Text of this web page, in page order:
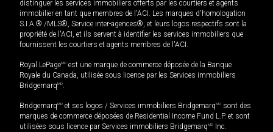
distinguer les services immobiliers offerts par les courtiers et agents
immobilier en tant que membres de l'ACI. Les marques d'homologation
S.I.A.® /MLS®, Service inter-agences®, et leurs logos respectifs sont la
propriété de l'ACI, et ils servent à identifier les services immobiliers que
fournissent les courtiers et agents membres de l'ACI.
Royal LePageMD est une marque de commerce déposée de la Banque
Royale du Canada, utilisée sous licence par les Services immobiliers
BridgemarqMD.
BridgemarqMD et ses logos / Services immobiliers BridgemarqMD sont des
marques de commerce déposées de Residential Income Fund L.P. et sont
utilisées sous licence par Services immobiliers BridgemarqMD Inc.